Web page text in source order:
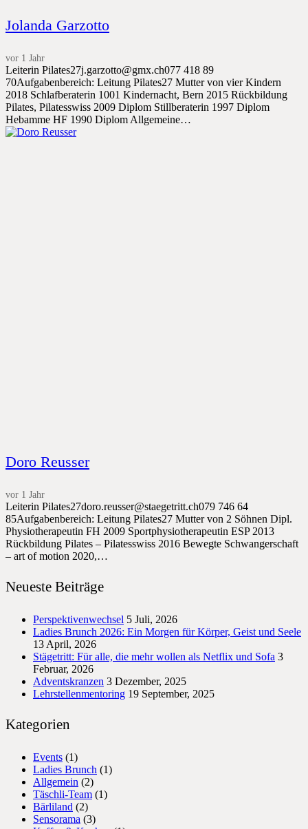
Jolanda Garzotto
vor 1 Jahr
Leiterin Pilates27j.garzotto@gmx.ch077 418 89
70Aufgabenbereich: Leitung Pilates27 Mutter von vier Kindern
2018 Schlafberaterin 1001 Kindernacht, Bern 2015 Rückbildung
Pilates, Pilatesswiss 2009 Diplom Stillberaterin 1997 Diplom
Hebamme HF 1990 Diplom Allgemeine…
Doro Reusser
vor 1 Jahr
Leiterin Pilates27doro.reusser@staegetritt.ch079 746 64
85Aufgabenbereich: Leitung Pilates27 Mutter von 2 Söhnen Dipl.
Physiotherapeutin FH 2009 Sportphysiotherapeutin ESP 2013
Rückbildung Pilates – Pilatesswiss 2016 Bewegte Schwangerschaft
– art of motion 2020,…
Neueste Beiträge
Perspektivenwechsel 5 Juli, 2026
Ladies Brunch 2026: Ein Morgen für Körper, Geist und Seele
13 April, 2026
Stägetritt: Für alle, die mehr wollen als Netflix und Sofa 3
Februar, 2026
Adventskranzen 3 Dezember, 2025
Lehrstellenmentoring 19 September, 2025
Kategorien
Events (1)
Ladies Brunch (1)
Allgemein (2)
Täschli-Team (1)
Bärliland (2)
Sensorama (3)